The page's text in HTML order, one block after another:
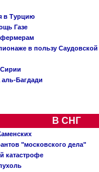
в Турцию
Газе
фермерам
в пользу
Багдади
В СНГ
"московского дела"
катастрофе